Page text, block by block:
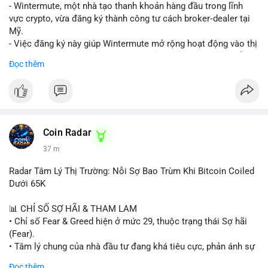
nguồn để xác định rõ ý đồ.
Lời khuyên: Nhà đầu tư nhỏ lẻ nên thận trọng, tránh hành động
theo cảm xúc. Quan sát diễn biến giá trong 24-48 giờ tới. Nếu
giá không phản ứng mạnh, khả năng cao là chuyển ví nội bộ, ít
tác động đến thị trường. Chỉ vào lệnh khi có xác nhận xu
- Wintermute, một nhà tạo thanh khoản hàng đầu trong lĩnh
vực crypto, vừa đăng ký thành công tư cách broker‑dealer tại
Mỹ.
- Việc đăng ký này giúp Wintermute mở rộng hoạt động vào thị
nhanh chóng ở Hoa Kỳ.
giao dịch, sàn giao dịch và thanh toán cho các tài sản
thị trường tokenized và củng cố vị thế của Wintermute trong
ngành tài chính kỹ thuật số.
#binancesquare #cryptonews #wintermute #brokerdealer
#tokenizedsecurities
$btc $eth
#vlikevn
Đọc thêm
Coin Radar
37 m
Radar Tâm Lý Thị Trường: Nỗi Sợ Bao Trùm Khi Bitcoin Coiled
Dưới 65K
📊 CHỈ SỐ SỢ HÃI & THAM LAM
• Chỉ số Fear & Greed hiện ở mức 29, thuộc trạng thái Sợ hãi
(Fear).
• Tâm lý chung của nhà đầu tư đang khá tiêu cực, phản ánh sự